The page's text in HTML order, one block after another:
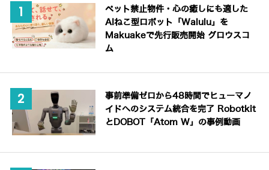
ペット禁止物件・心の癒しにも適した
AIねこ型ロボット「Walulu」を
Makuakeで先行販売開始 グロウスコ
ム
事前準備ゼロから48時間でヒューマノ
イドへのシステム統合を完了 Robotkit
とDOBOT「Atom W」の事例動画